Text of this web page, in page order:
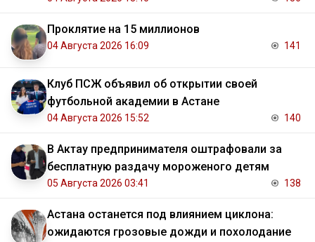
Проклятие на 15 миллионов
04 Августа 2026 16:09 141
Клуб ПСЖ объявил об открытии своей
футбольной академии в Астане
04 Августа 2026 15:52 140
В Актау предпринимателя оштрафовали за
бесплатную раздачу мороженого детям
05 Августа 2026 03:41 138
Астана останется под влиянием циклона:
ожидаются грозовые дожди и похолодание